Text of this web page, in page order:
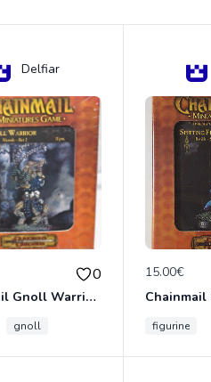
Delfiar
0
Chainmail Gnoll Warrior Dungeons & Dragons
gnoll
15.00€
figurine